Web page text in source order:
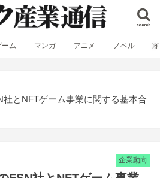
search
ーム マンガ アニメ ノベル
社とNFTゲーム事業に関する基本合
企業動向